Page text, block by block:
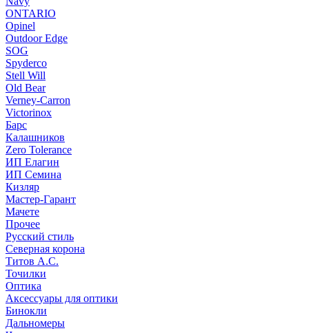
ONTARIO
Opinel
Outdoor Edge
SOG
Spyderco
Stell Will
Old Bear
Verney-Carron
Victorinox
Барс
Калашников
Zero Tolerance
ИП Елагин
ИП Семина
Кизляр
Мастер-Гарант
Мачете
Прочее
Русский стиль
Северная корона
Титов А.С.
Точилки
Оптика
Аксессуары для оптики
Бинокли
Дальномеры